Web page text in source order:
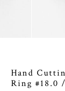
Hand
Ring #18.0